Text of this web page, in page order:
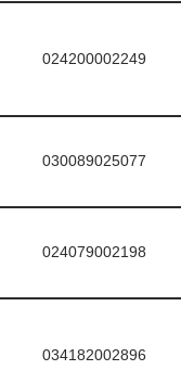
024200002249
030089025077
024079002198
034182002896